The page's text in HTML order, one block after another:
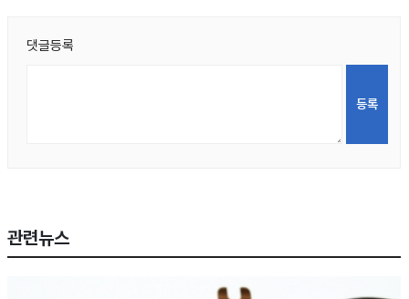
댓글등록
관련뉴스